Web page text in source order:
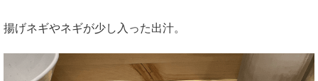
揚げネギやネギが少し入った出汁。